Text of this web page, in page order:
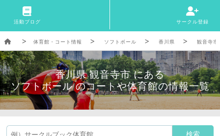
活動ブログ サークル登録
体育館・コート情報 ソフトボール 香川県 観音寺市
香川県 観音寺市 にある
ソフトボール のコートや体育館の情報一覧